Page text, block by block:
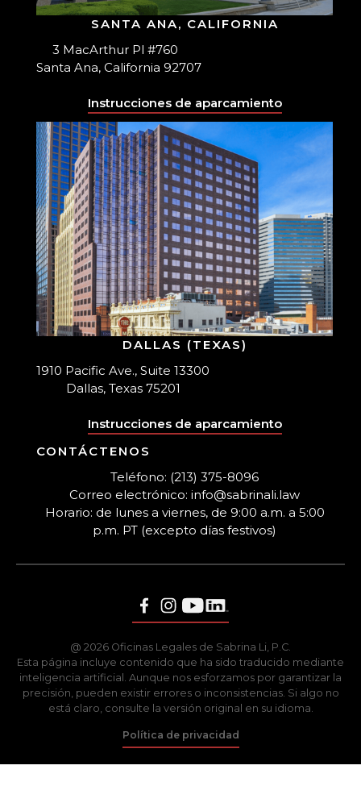
SANTA ANA, CALIFORNIA
3 MacArthur Pl #760
Santa Ana, California 92707
Instrucciones de aparcamiento
DALLAS (TEXAS)
1910 Pacific Ave., Suite 13300
Dallas, Texas 75201
Instrucciones de aparcamiento
CONTÁCTENOS
Teléfono: (213) 375-8096
Correo electrónico: info@sabrinali.law
Horario: de lunes a viernes, de 9:00 a.m. a 5:00
p.m. PT (excepto días festivos)
@ 2026 Oficinas Legales de Sabrina Li, P.C.
Esta página incluye contenido que ha sido traducido mediante
inteligencia artificial. Aunque nos esforzamos por garantizar la
precisión, pueden existir errores o inconsistencias. Si algo no
está claro, consulte la versión original en su idioma.
Política de privacidad